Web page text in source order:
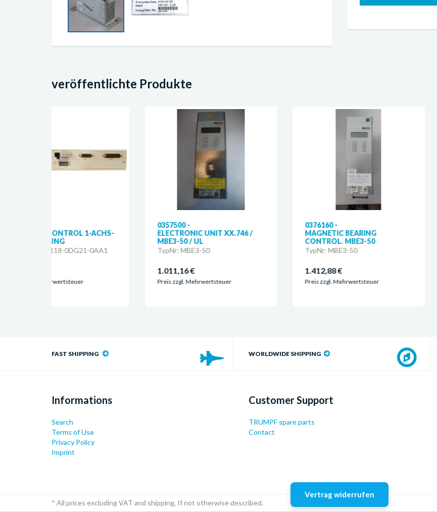
veröffentlichte Produkte
ELECTRONIC UNIT XX.746 /
TypNr: MBE3-50
Preis zzgl. Mehrwertsteuer
MAGNETIC BEARING
Preis zzgl. Mehrwertsteuer
MAGNETIC BEARING
CONTROL. MBE3-50
Preis zzgl. Mehrwertsteuer
FAST SHIPPING WORLDWIDE SHIPPING
Informations
Search
Terms of Use
Privacy Policy
Imprint
Customer Support
TRUMPF spare parts
Contact
* All prices excluding VAT and shipping, If not otherwise described.
Vertrag widerrufen